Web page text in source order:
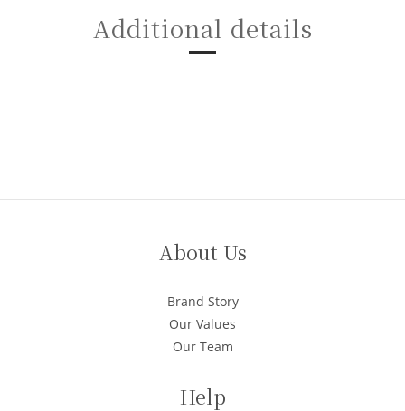
Additional details
About Us
Brand Story
Our Values
Our Team
Help